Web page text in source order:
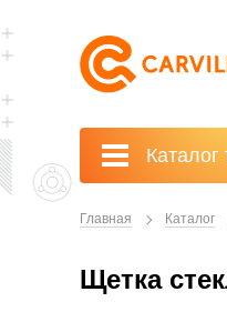
Каталог
Главная Каталог
Щетка